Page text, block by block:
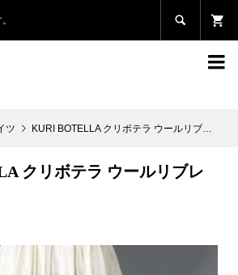


ツ KURI BOTELLA クリボテラ ウールリブレギンス
クリボテラ ウールリブレ